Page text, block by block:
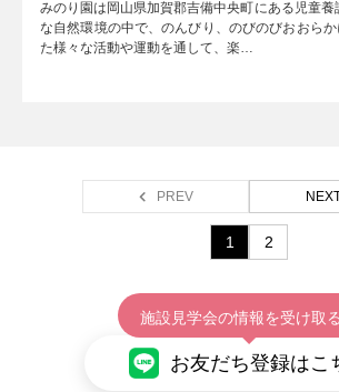
みのり園は岡山県加賀郡吉備中央町にある児童
な自然環境の中で、のんびり、のびのびおおら
た様々な活動や運動を通して、楽…
PREV
1 2
施設見学会の情報を受け取る
お友だち登録はこ